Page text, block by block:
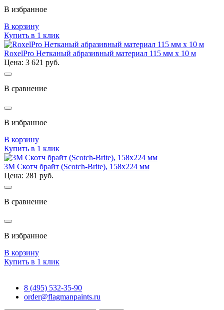
В избранное
В корзину
Купить в 1 клик
RoxelPro Нетканый абразивный материал 115 мм х 10 м
Цена: 3 621 руб.
В сравнение
В избранное
В корзину
Купить в 1 клик
3M Скотч брайт (Scotch-Brite), 158x224 мм
Цена: 281 руб.
В сравнение
В избранное
В корзину
Купить в 1 клик
8 (495) 532-35-90
order@flagmanpaints.ru